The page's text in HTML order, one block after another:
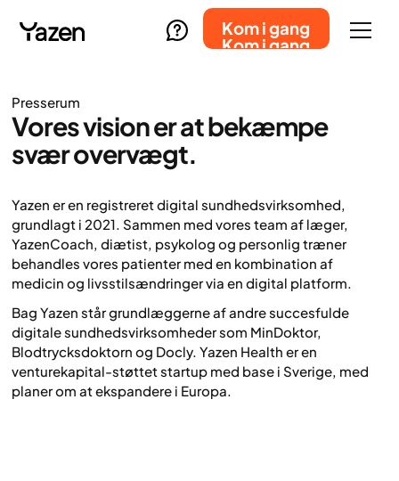
Kom i gang
Kom i gang
Presserum
Vores vision er at bekæmpe
svær overvægt.
Yazen er en registreret digital sundhedsvirksomhed,
grundlagt i 2021. Sammen med vores team af læger,
YazenCoach, diætist, psykolog og personlig træner
behandles vores patienter med en kombination af
medicin og livsstilsændringer via en digital platform.
Bag Yazen står grundlæggerne af andre succesfulde
digitale sundhedsvirksomheder som MinDoktor,
Blodtrycksdoktorn og Docly. Yazen Health er en
venturekapital-støttet startup med base i Sverige, med
planer om at ekspandere i Europa.